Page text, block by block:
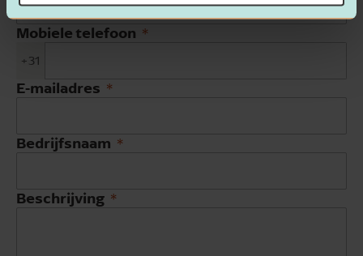
Mobiele telefoon
+31
E-mailadres
Bedrijfsnaam
Beschrijving